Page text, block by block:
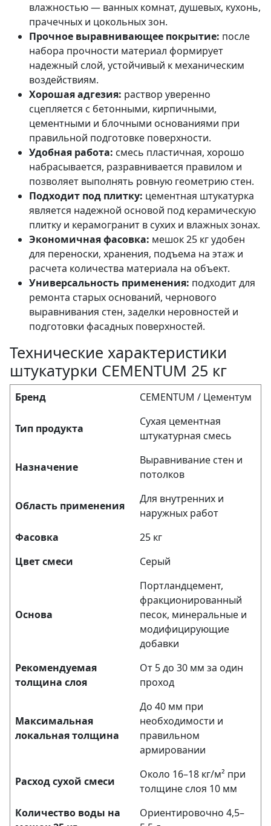
влажностью — ванных комнат, душевых, кухонь,
прачечных и цокольных зон.
Прочное выравнивающее покрытие: после
набора прочности материал формирует
надежный слой, устойчивый к механическим
воздействиям.
Хорошая адгезия: раствор уверенно
сцепляется с бетонными, кирпичными,
цементными и блочными основаниями при
правильной подготовке поверхности.
Удобная работа: смесь пластичная, хорошо
набрасывается, разравнивается правилом и
позволяет выполнять ровную геометрию стен.
Подходит под плитку: цементная штукатурка
является надежной основой под керамическую
плитку и керамогранит в сухих и влажных зонах.
Экономичная фасовка: мешок 25 кг удобен
для переноски, хранения, подъема на этаж и
расчета количества материала на объект.
Универсальность применения: подходит для
ремонта старых оснований, чернового
выравнивания стен, заделки неровностей и
подготовки фасадных поверхностей.
Технические характеристики
штукатурки CEMENTUM 25 кг
Бренд CEMENTUM / Цементум
Тип продукта
Сухая цементная
штукатурная смесь
Назначение
Выравнивание стен и
потолков
Область применения
Для внутренних и
наружных работ
Фасовка
25 кг
Цвет смеси
Серый
Основа
Портландцемент,
фракционированный
песок, минеральные и
модифицирующие
добавки
Рекомендуемая
толщина слоя
От 5 до 30 мм за один
проход
Максимальная
локальная толщина
До 40 мм при
необходимости и
правильном
армировании
Расход сухой смеси
Около 16–18 кг/м² при
толщине слоя 10 мм
Количество воды на
Ориентировочно 4,5–